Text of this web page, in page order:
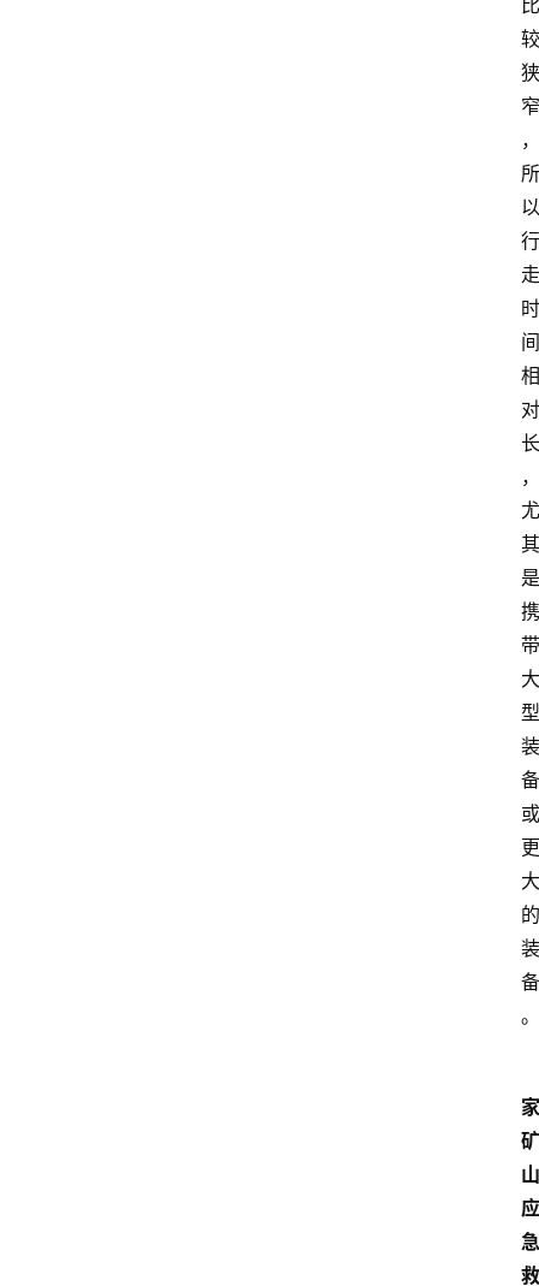
比
较
狭
窄
，
所
以
行
走
时
间
相
对
长
，
尤
其
是
携
带
大
型
装
备
或
更
大
的
装
备
。
家
矿
山
应
急
救